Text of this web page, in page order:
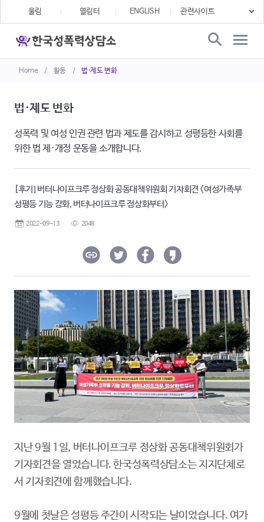
Home / 활동 / 법·제도 변화
울림 열림터 ENGLISH
법·제도 변화
성폭력 및 여성 인권 관련 법과 제도를 감시하고 성평등한 사회를
위한 법 제·개정 운동을 소개합니다.
[후기] 버터나이프크루 정상화 공동대책위원회 기자회견 <여성가족부
성평등 기능 강화, 버터나이프크루 정상화부터>
2022-09-13 2048
지난 9월 1일, 버터나이프크루 정상화 공동대책위원회가
기자회견을 열었습니다. 한국성폭력상담소는 지지단체로
서 기자회견에 함께했습니다.
9월에 첫날은 성평등 주간이 시작되는 날이었습니다. 여가